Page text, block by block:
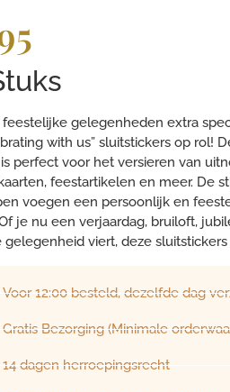
feestelijke gelegenheden extra
with us” sluitstickers op rol!
perfect voor het versieren van
feestartikelen en meer. De
voegen een persoonlijk en
je nu een verjaardag, bruiloft,
gelegenheid viert, deze
Voor 12:00 besteld, dezelfde dag
Gratis Bezorging (Minimale
14 dagen herroepingsrecht